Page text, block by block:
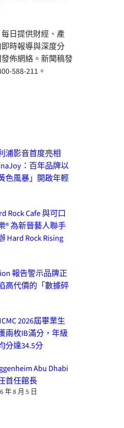
日提供財經、產
時報導與深度分
佈網絡。新聞稿發
588-211。
浦影音首度亮相
：百年品牌以
黃色風暴」開啟年輕
Rock Cafe 與可口
® 為新晉藝人聯手
Hard Rock Rising
報告警示品牌正
高代價的「數據碎
2026屆畢業生
兩枚IB滿分，年級
分達34.5分
Abu Dhabi
首任館長
年 8 月 5 日